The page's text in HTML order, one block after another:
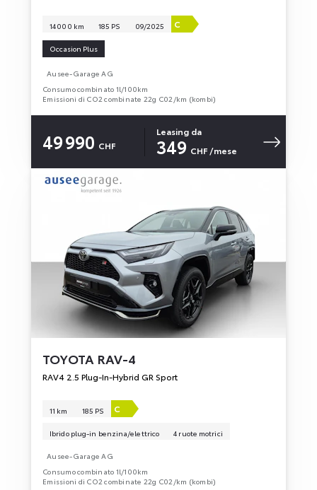
14 000 km 185 PS 09/2025 C
Occasion Plus
Ausee-Garage AG
Consumo combinato 1l/100km
Emissioni di CO2 combinate 22g C02/km (kombi)
49 990 CHF
Leasing da
349 CHF /mese
TOYOTA RAV-4
RAV4 2.5 Plug-In-Hybrid GR Sport
11 km 185 PS C
Ibrido plug-in benzina/elettrico 4 ruote motrici
Ausee-Garage AG
Consumo combinato 1l/100km
Emissioni di CO2 combinate 22g C02/km (kombi)